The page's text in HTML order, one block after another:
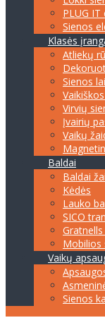
PLUG
Sienos
Klasės
Atliekų
Sienos
Virvių
Įvairių
Vaikų
Baldai
Baldai
Kėdės
Lauko
SICO
Mobilios
Vaikų
Sienos